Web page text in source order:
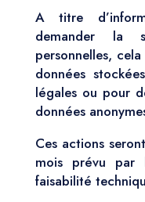
A titre
demander la
personnelles,
données
légales ou pour
données
Ces actions
mois prévu par
faisabilité